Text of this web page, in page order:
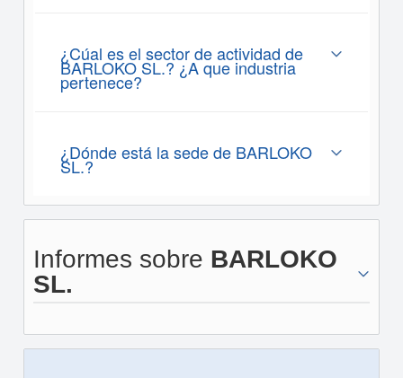
¿Cúal es el sector de actividad de
BARLOKO SL.? ¿A que industria
pertenece?
¿Dónde está la sede de BARLOKO
SL.?
Informes sobre BARLOKO
SL.